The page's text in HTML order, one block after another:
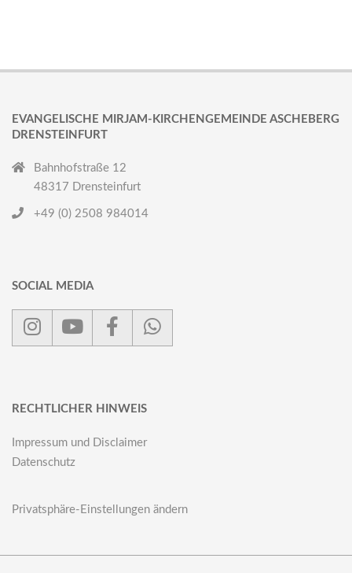
EVANGELISCHE MIRJAM-KIRCHENGEMEINDE ASCHEBERG
DRENSTEINFURT
Bahnhofstraße 12
48317 Drensteinfurt
+49 (0) 2508 984014
SOCIAL MEDIA
RECHTLICHER HINWEIS
Impressum und Disclaimer
Datenschutz
Privatsphäre-Einstellungen ändern